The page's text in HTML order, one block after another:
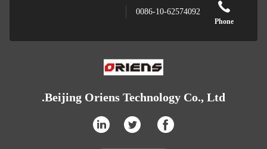
0086-10-62574092
Beijing Oriens Technology Co.,